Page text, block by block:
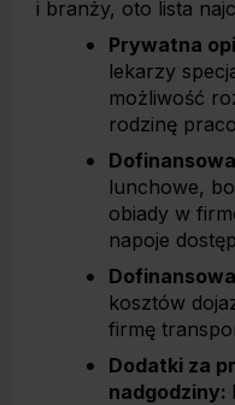
i branży, oto lista
Prywatna
lekarzy
możliwość
rodzinę
lunchowe,
obiady w
napoje
kosztów
firmę
Dodatki za
nadgodziny: